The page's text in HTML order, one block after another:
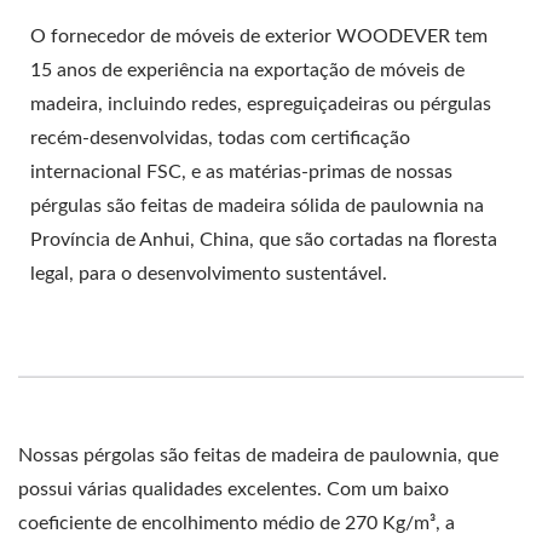
O fornecedor de móveis de exterior WOODEVER tem
15 anos de experiência na exportação de móveis de
madeira, incluindo redes, espreguiçadeiras ou pérgulas
recém-desenvolvidas, todas com certificação
internacional FSC, e as matérias-primas de nossas
pérgulas são feitas de madeira sólida de paulownia na
Província de Anhui, China, que são cortadas na floresta
legal, para o desenvolvimento sustentável.
Nossas pérgolas são feitas de madeira de paulownia, que
possui várias qualidades excelentes. Com um baixo
coeficiente de encolhimento médio de 270 Kg/m³, a